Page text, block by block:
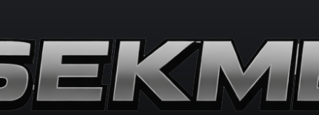
Duruşmasına Çevrildi
Şanlıurfa Avukat Seçimi ve
Boşanma Sürecinde Doğru Strateji